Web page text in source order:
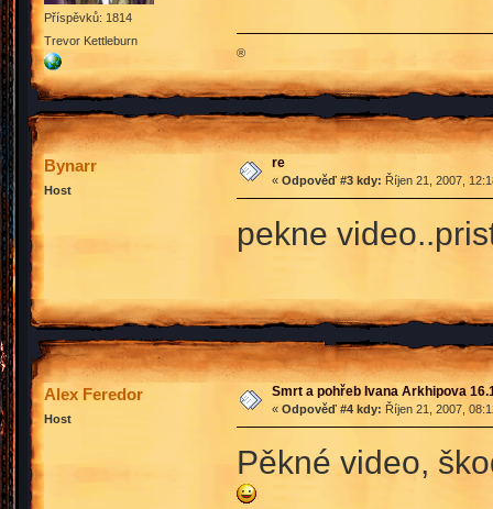
Příspěvků: 1814
Trevor Kettleburn
®
Bynarr
Host
re
« Odpověď #3 kdy: Říjen 21, 2007,
pekne
Alex Feredor
Host
Smrt a pohřeb Ivana Arkhipova
« Odpověď #4 kdy: Říjen 21, 2007,
Pěkné video,